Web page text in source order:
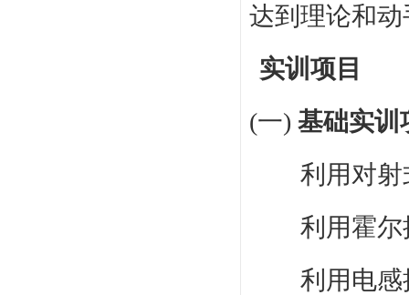
达到理论和
实训项目
(一) 基础实训
利用对
利用霍
利用电